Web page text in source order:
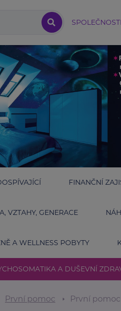
SPOLEČNOSTI
FINANČNÍ
VZTAHY, GENERACE
A WELLNESS POBYTY
A DUŠEVNÍ
První pomoc První pomoc u dítěte do jednoho roku